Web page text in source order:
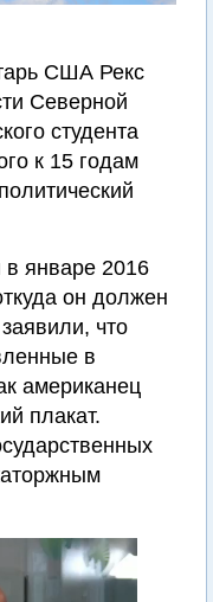
США Рекс
Северной
студента
к 15 годам
январе 2016
он должен
что
в
американец
плакат.